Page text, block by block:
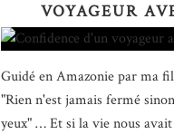
VOYAGEUR
Guidé en Amazonie par ma
"Rien n'est jamais fermé
yeux" … Et si la vie nous avait